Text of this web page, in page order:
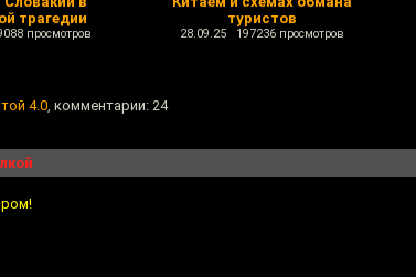
трагедии
просмотров
туристов
28.09.25 197236 просмотров
4.0, комментарии: 24